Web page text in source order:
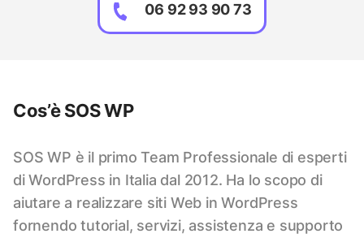
06 92 93 90 73
Cos’è SOS WP
SOS WP è il primo Team Professionale di esperti
di WordPress in Italia dal 2012. Ha lo scopo di
aiutare a realizzare siti Web in WordPress
fornendo tutorial, servizi, assistenza e supporto